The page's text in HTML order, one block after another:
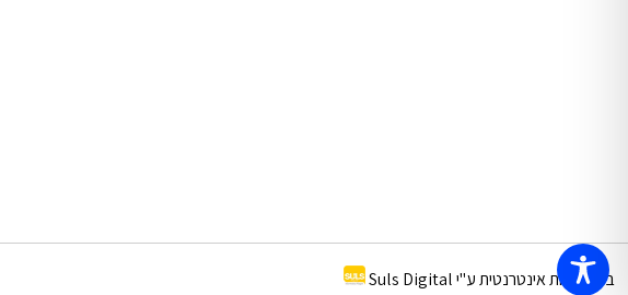
בניית חנות אינטרנטית ע"י Suls Digital